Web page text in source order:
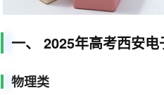
一、 2025年高考西安
物理类